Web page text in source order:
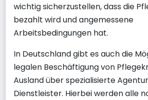
wichtig sicherzustellen, dass die
bezahlt wird und angemessene
Arbeitsbedingungen hat.
In Deutschland gibt es auch die
legalen Beschäftigung von
Ausland über spezialisierte
Dienstleister. Hierbei werden alle